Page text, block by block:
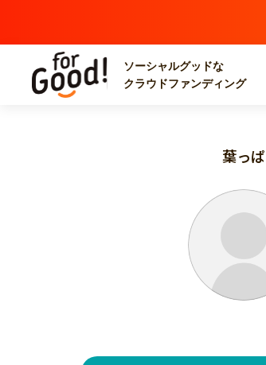
ソーシャルグッドな
クラウドファンディング
葉っぱ